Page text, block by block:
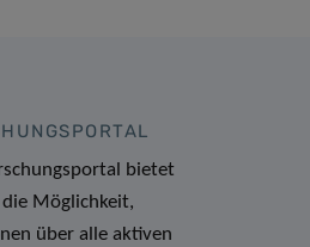
bietet
die Möglichkeit,
über alle aktiven